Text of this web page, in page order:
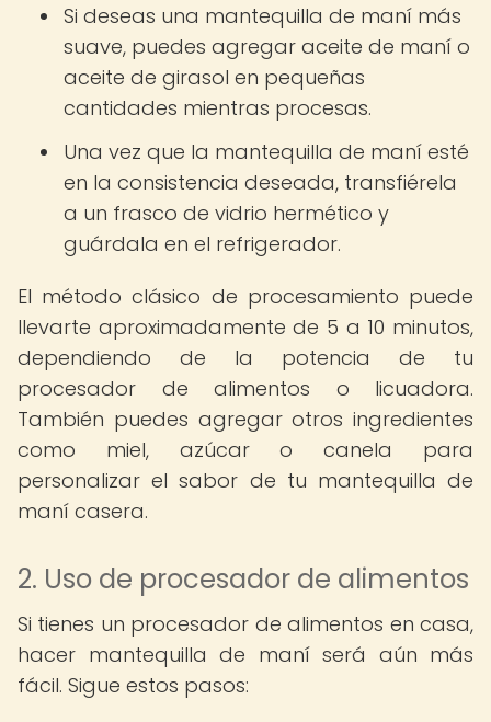
Si deseas una mantequilla de maní más
suave, puedes agregar aceite de maní o
aceite de girasol en pequeñas
cantidades mientras procesas.
Una vez que la mantequilla de maní esté
en la consistencia deseada, transfiérela
a un frasco de vidrio hermético y
guárdala en el refrigerador.
El método clásico de procesamiento puede
llevarte aproximadamente de 5 a 10 minutos,
dependiendo de la potencia de tu
procesador de alimentos o licuadora.
También puedes agregar otros ingredientes
como miel, azúcar o canela para
personalizar el sabor de tu mantequilla de
maní casera.
2. Uso de procesador de alimentos
Si tienes un procesador de alimentos en casa,
hacer mantequilla de maní será aún más
fácil. Sigue estos pasos: